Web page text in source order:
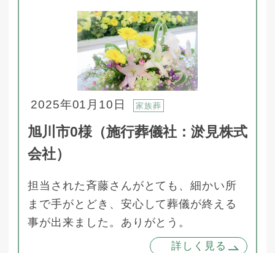
2025年01月10日 家族葬
旭川市0様（施行葬儀社：淤見株式
会社）
担当された斉藤さんがとても、細かい所
まで手がとどき、安心して葬儀が終える
事が出来ました。ありがとう。
詳しく見る